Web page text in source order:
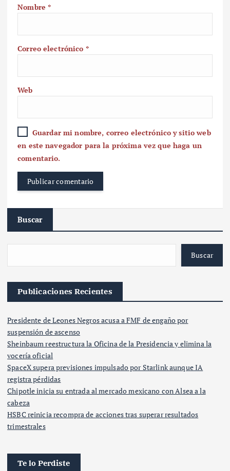
Nombre*
Correo electrónico *
Web
Guardar mi nombre, correo electrónico y sitio web
en este navegador para la próxima vez que haga un
comentario.
Buscar
Buscar
Publicaciones Recientes
Presidente de Leones Negros acusa a FMF de engaño por
suspensión de ascenso
Sheinbaum reestructura la Oficina de la Presidencia y elimina la
vocería oficial
SpaceX supera previsiones impulsado por Starlink aunque IA
registra pérdidas
Chipotle inicia su entrada al mercado mexicano con Alsea a la
cabeza
HSBC reinicia recompra de acciones tras superar resultados
trimestrales
Te lo Perdiste